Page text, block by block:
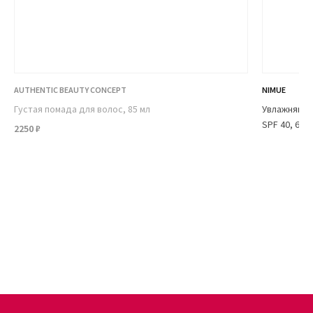
AUTHENTIC BEAUTY CONCEPT
Густая помада для волос, 85 мл
2250 ₽
NIMUE
SPF 40, 60